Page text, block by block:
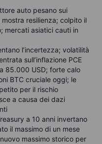
auto pesano sui
resilienza; colpito il
mercati asiatici cauti in
l’incertezza; volatilità
sull’inflazione PCE
85.000 USD; forte calo
BTC cruciale oggi; le
per il rischio
a causa dei dazi
a 10 anni invertano
il massimo di un mese
massimo storico per